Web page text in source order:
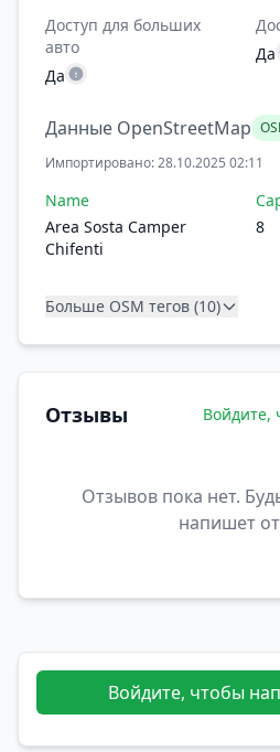
Доступ для больших
авто
Да
Да
Данные OpenStreetMap
Импортировано: 28.10.2025 02:11
Name
Area Sosta Camper
Chifenti
8
Больше OSM тегов (10)
Отзывы Войдите,
Отзывов пока нет.
напишет
Войдите, чтобы